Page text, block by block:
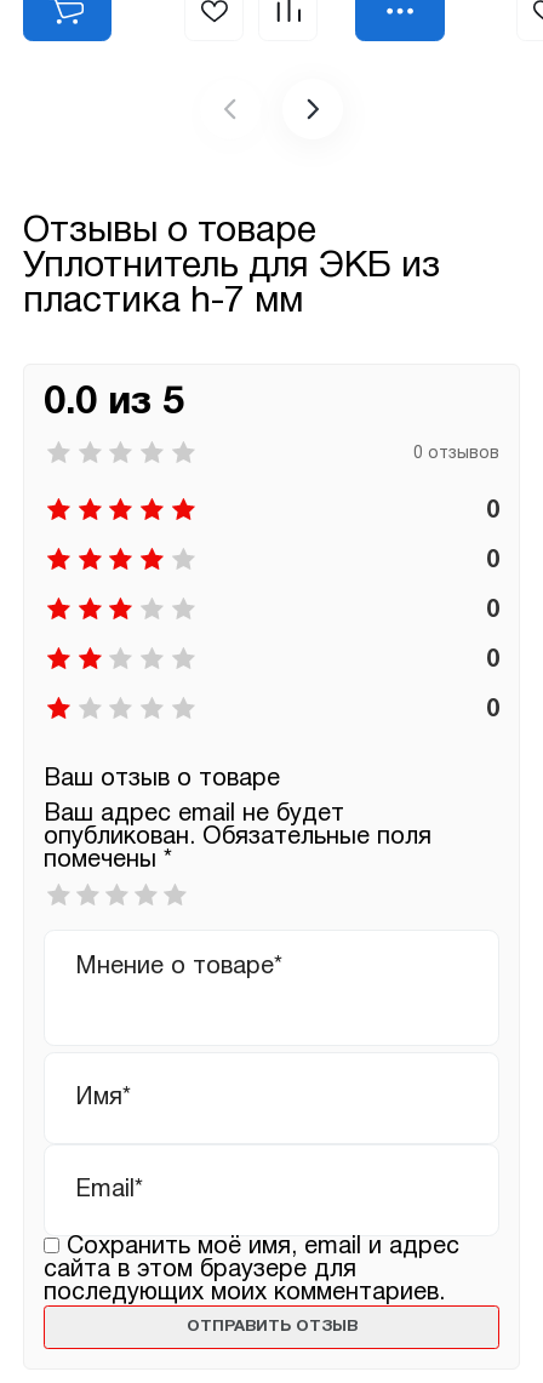
Отзывы о товаре
Уплотнитель для ЭКБ из
пластика h-7 мм
0.0 из 5
0 отзывов
0
0
0
0
0
Ваш отзыв о товаре
Ваш адрес email не будет
опубликован. Обязательные поля
помечены *
Ваша
оценка
отзыв
Сохранить моё имя, email и адрес
сайта в этом браузере для
последующих моих комментариев.